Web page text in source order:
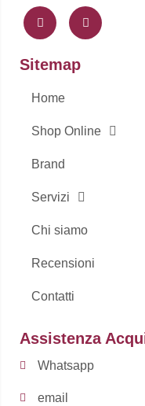
a
c
e
b
o
-
f
n
s
t
a
Sitemap
Home
Shop Online
Brand
Servizi
Chi siamo
Recensioni
Contatti
Assistenza
Whatsapp
email